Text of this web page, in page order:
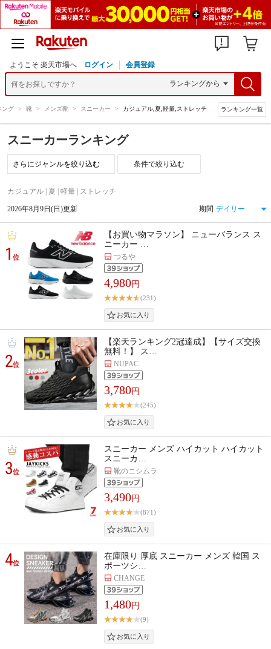
ようこそ 楽天市場へ ログイン 会員登録
ング > 靴 > メンズ靴 > スニーカー > カジュアル,夏,軽量,ストレッチ ランキング一覧
スニーカーランキング
条件で絞り込む
カジュアル | 夏 | 軽量 | ストレッチ
2026年8月9日(日)更新 期間
1位
【お買い物マラソン】 ニューバランス ス
ニーカー …
つるや
4,980円
(231)
2位
【楽天ランキング2冠達成】【サイズ交換
無料！】 ス…
NUPAC
3,780円
(245)
3位
スニーカー メンズ ハイカット ハイカット
スニーカ…
靴のニシムラ
3,490円
(871)
4位
在庫限り 厚底 スニーカー メンズ 韓国 ス
ポーツシ…
CHANGE
1,480円
(9)